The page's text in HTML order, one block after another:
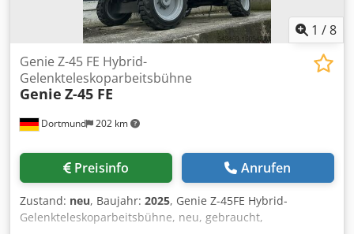
1 /8
Dortmund 202 km
Genie Z-45 FE Hybrid-
Gelenkteleskoparbeitsbühne
Genie Z-45 FE
Preisinfo Anrufen
Zustand: neu, Baujahr: 2025, Genie Z-45FE Hybrid-
Gelenkteleskoparbeitsbühne, neu, gebraucht,